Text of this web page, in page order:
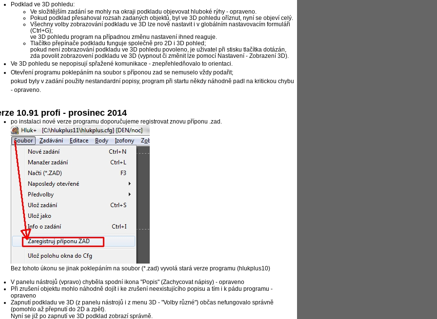
Podklad ve 3D pohledu:
Ve složitějším zadání se mohly na okraji podkladu objevovat hluboké rýhy - opraveno.
Pokud podklad přesahoval rozsah zadaných objektů, byl ve 3D pohledu oříznut, nyní se objeví celý.
Všechny volby zobrazování podkladu ve 3D lze nově nastavit i v globálním nastavovacím formuláři
(Ctrl+G);
ve 3D pohledu program na případnou změnu nastavení ihned reaguje.
Tlačítko přepínače podkladu funguje společně pro 2D i 3D pohled;
pokud není zobrazování podkladu ve 3D pohledu povoleno, je uživatel při stisku tlačítka dotázán,
zda povolit zobrazovení podkladu ve 3D (vypnout či změnit lze pomocí Nastavení - Zobrazení 3D).
Ve 3D pohledu se nepopisují spřažené komunikace - znepřehledňovalo to orientaci.
Otevření programu poklepáním na soubor s příponou zad se nemuselo vždy podařit;
pokud byly v zadání použity nestandardní popisy, program při startu někdy náhodně padl na kritickou chybu
- opraveno.
10.91 profi - prosinec 2014
po instalaci nové verze programu doporučujeme registrovat znovu příponu .zad.
Bez tohoto úkonu se jinak poklepáním na soubor (*.zad) vyvolá stará verze programu (hlukplus10)
V panelu nástrojů (vpravo) chyběla spodní ikona "Popis" (Zachycovat nápisy) - opraveno
Při zrušení objektu mohlo náhodně dojít i ke zrušení neexistujícího popisu a tím i k pádu programu -
opraveno
Zapnutí podkladu ve 3D (z panelu nástrojů i z menu 3D - "Volby různé") občas nefungovalo správně
(pomohlo až přepnutí do 2D a zpět).
Nyní se již po zapnutí ve 3D podklad zobrazí správně.